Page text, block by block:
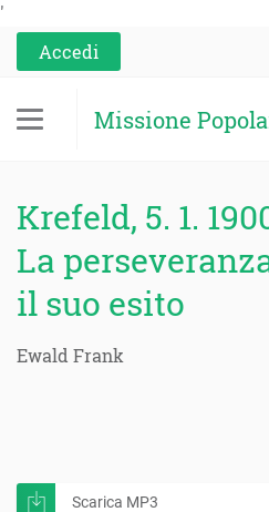
'
Accedi
Missione
Krefeld, 5. 1.
La
il suo esito
Ewald Frank
Scarica MP3